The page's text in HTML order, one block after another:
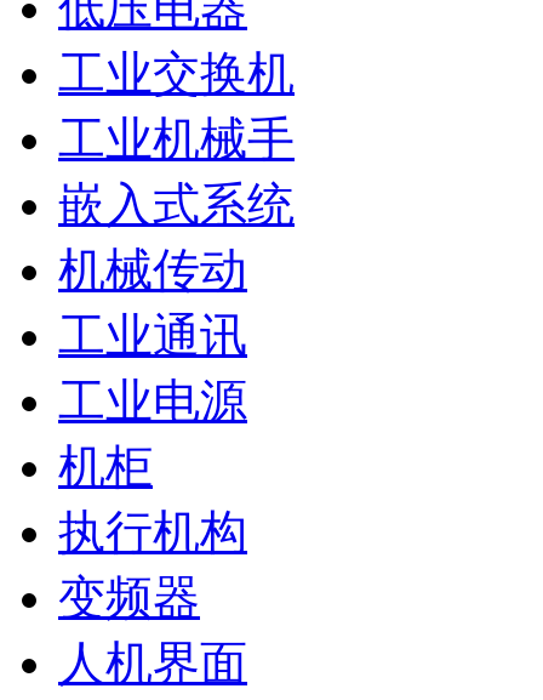
工业交换机
工业机械手
嵌入式系统
机械传动
工业通讯
工业电源
机柜
执行机构
变频器
人机界面